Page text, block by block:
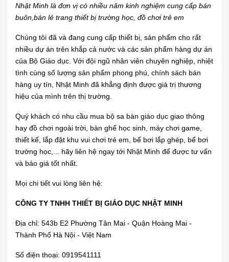
Nhật Minh là đơn vị có nhiều năm kinh nghiệm cung cấp bán
buôn,bán lẻ trang thiết bị trường học, đồ chơi trẻ em
Chúng tôi đã và đang cung cấp thiết bị, sản phẩm cho rất
nhiều dự án trên khắp cả nước và các sản phẩm hàng dự án
của Bộ Giáo dục. Với đội ngũ nhân viên chuyên nghiệp, nhiệt
tình cùng số lượng sản phẩm phong phú, chính sách bán
hàng uy tín, Nhật Minh đã khẳng định được giá trị thương
hiệu của mình trên thị trường.
Quý khách có nhu cầu mua bộ sa bàn giáo dục giao thông
hay đồ chơi ngoài trời, bàn ghế học sinh, máy chơi game,
thiết kế, lắp đặt khu vui chơi trẻ em, bể bơi lắp ghép, bể bơi
trường học,... hãy liên hệ ngay tới Nhật Minh để được tư vấn
và báo giá tốt nhất.
Mọi chi tiết vui lòng liên hệ:
CÔNG TY TNHH THIẾT BỊ GIÁO DỤC NHẬT MINH
Địa chỉ: 543b E2 Phường Tân Mai - Quận Hoàng Mai -
Thành Phố Hà Nội - Việt Nam
Số điện thoại: 0919541111